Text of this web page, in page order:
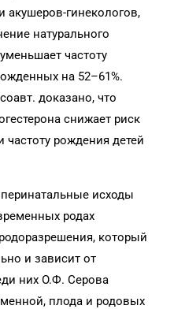
акушеров-гинекологов,
натурального
частоту
на 52–61%.
доказано, что
снижает риск
рождения детей
исходы
родах
который
и зависит от
них О.Ф. Серова
плода и родовых